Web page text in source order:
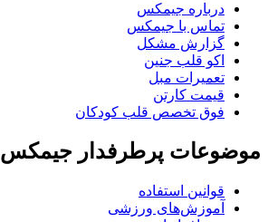
درباره جیمکس
تماس با جیمکس
گزارش مشکل
اکو قلب جنین
تعمیرات مبل
قیمت کارتن
فوق تخصص قلب کودکان
موضوعات پرطرفدار جیمکس
قوانین استفاده
آموزش‌های ورزشی